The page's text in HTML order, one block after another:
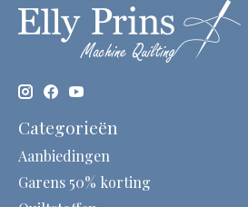
Categorieën
Aanbiedingen
Garens 50% korting